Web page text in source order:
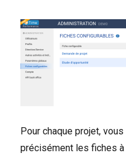
Pour chaque projet,
précisément les fiches